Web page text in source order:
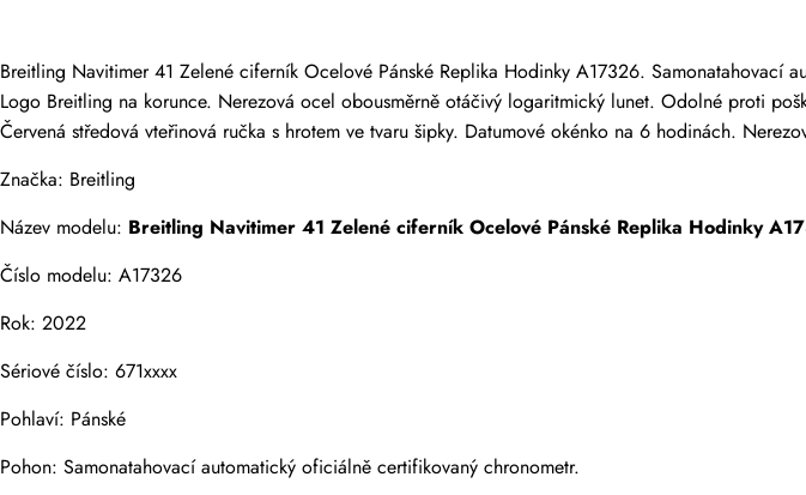
Breitling Navitimer 41 Zelené ciferník Ocelové Pánské Replika Hodinky A17326.
Logo Breitling na korunce. Nerezová ocel obousměrně otáčivý logaritmický lunet. Odolné proti
Červená středová vteřinová ručka s hrotem ve tvaru šipky. Datumové okénko na 6 hodinách.
Značka: Breitling
Název modelu: Breitling Navitimer 41 Zelené ciferník Ocelové Pánské Replika Hodinky
Číslo modelu: A17326
Rok: 2022
Sériové číslo: 671xxxx
Pohlaví: Pánské
Pohon: Samonatahovací automatický oficiálně certifikovaný chronometr.
Hodnocení
E-mail